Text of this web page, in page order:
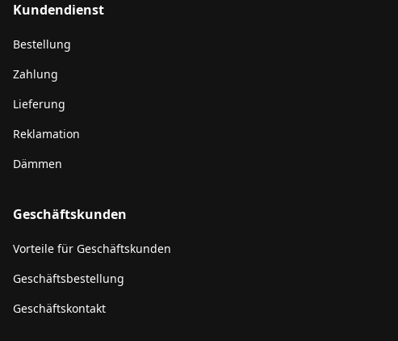
Kundendienst
Bestellung
Zahlung
Lieferung
Reklamation
Dämmen
Geschäftskunden
Vorteile für Geschäftskunden
Geschäftsbestellung
Geschäftskontakt